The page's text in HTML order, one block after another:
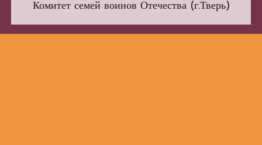
Комитет семей воинов Отечества (г.Тверь)